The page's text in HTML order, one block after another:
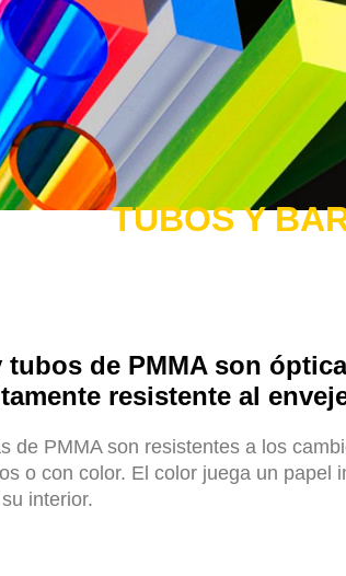
TUBOS Y
tubos de PMMA son
resistente al
de PMMA son resistentes a los
o con color. El color juega un
interior.